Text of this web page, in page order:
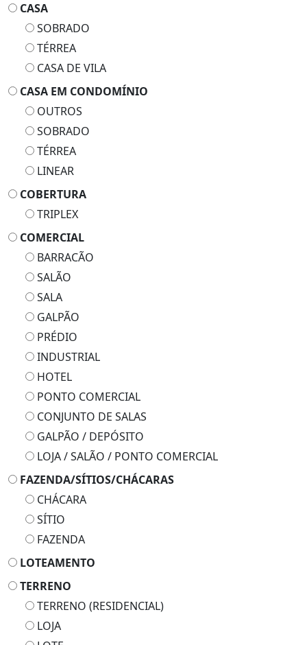
CASA
SOBRADO
TÉRREA
CASA DE VILA
CASA EM CONDOMÍNIO
OUTROS
SOBRADO
TÉRREA
LINEAR
COBERTURA
TRIPLEX
COMERCIAL
BARRACÃO
SALÃO
SALA
GALPÃO
PRÉDIO
INDUSTRIAL
HOTEL
PONTO COMERCIAL
CONJUNTO DE SALAS
GALPÃO / DEPÓSITO
LOJA / SALÃO / PONTO COMERCIAL
FAZENDA/SÍTIOS/CHÁCARAS
CHÁCARA
SÍTIO
FAZENDA
LOTEAMENTO
TERRENO
TERRENO (RESIDENCIAL)
LOJA